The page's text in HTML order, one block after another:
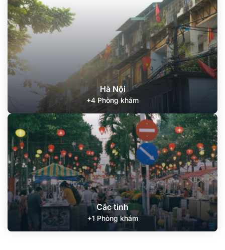
Hà Nội
+4 Phòng khám
Các tỉnh
+1 Phòng khám